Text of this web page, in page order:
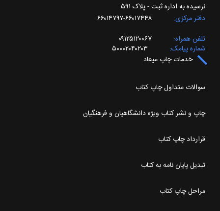
نرسیده به اداره ثبت - پلاک ۵۹۱
دفتر مرکزی
۶۶۰۱۷۴۴۸-۶۶۰۱۴۷۹۷
تلفن همراه
۰۹۱۲۵۱۲۰۰۶۷
شماره پیامک
۵۰۰۰۲۰۴۰۲۰۳
خدمات چاپ میعاد
سوالات متداول چاپ کتاب
چاپ و نشر کتاب ویژه دانشگاهیان و فرهنگیان
قرارداد چاپ کتاب
تبدیل پایان نامه به کتاب
مراحل چاپ کتاب